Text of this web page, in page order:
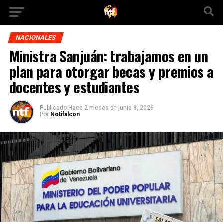
NACIONALES
Ministra Sanjuán: trabajamos en un
plan para otorgar becas y premios a
docentes y estudiantes
Publicado Hace 2 meses on junio 8, 2026
Por Notifalcon